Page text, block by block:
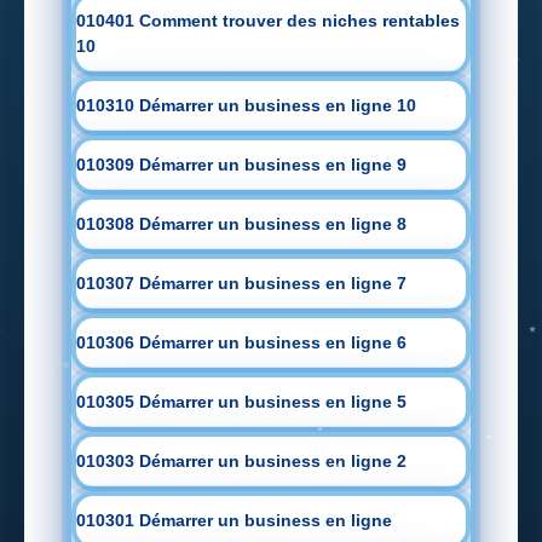
010401 Comment trouver des niches rentables
10
010310 Démarrer un business en ligne 10
010309 Démarrer un business en ligne 9
010308 Démarrer un business en ligne 8
010307 Démarrer un business en ligne 7
010306 Démarrer un business en ligne 6
010305 Démarrer un business en ligne 5
010303 Démarrer un business en ligne 2
010301 Démarrer un business en ligne